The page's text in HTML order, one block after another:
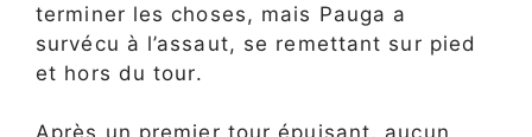
terminer les choses, mais Pauga a
survécu à l’assaut, se remettant sur pied
et hors du tour.